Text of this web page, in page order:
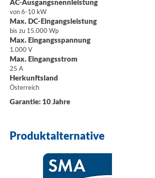
AC-Ausgangsnennleistung
von 6-10 kW
Max. DC-Eingangsleistung
bis zu 15.000 Wp
Max. Eingangsspannung
1.000 V
Max. Eingangsstrom
25 A
Herkunftsland
Österreich
Garantie: 10 Jahre
Produktalternative